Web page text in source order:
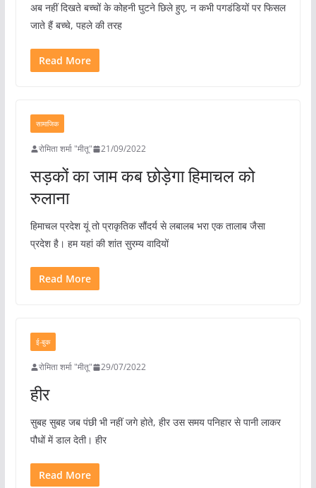
अब नहीं दिखते बच्चों के कोहनी घुटने छिले हुए, न कभी पगडंडियों पर फिसल
जाते हैं बच्चे, पहले की तरह
Read More
सामाजिक
रोमिता शर्मा "मीतू" 21/09/2022
सड़कों का जाम कब छोड़ेगा हिमाचल को
रुलाना
हिमाचल प्रदेश यूं तो प्राकृतिक सौंदर्य से लबालब भरा एक तालाब जैसा
प्रदेश है। हम यहां की शांत सुरम्य वादियों
Read More
ई-बुक
रोमिता शर्मा "मीतू" 29/07/2022
हीर
सुबह सुबह जब पंछी भी नहीं जगे होते, हीर उस समय पनिहार से पानी लाकर
पौधों में डाल देती। हीर
Read More